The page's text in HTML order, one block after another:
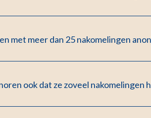
met meer dan 25 nakomelingen
ook dat ze zoveel nakomelingen